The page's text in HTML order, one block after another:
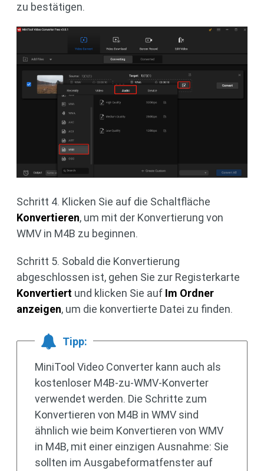
zu bestätigen.
Schritt 4. Klicken Sie auf die Schaltfläche
Konvertieren, um mit der Konvertierung von
WMV in M4B zu beginnen.
Schritt 5. Sobald die Konvertierung
abgeschlossen ist, gehen Sie zur Registerkarte
Konvertiert und klicken Sie auf Im Ordner
anzeigen, um die konvertierte Datei zu finden.
Tipp:
MiniTool Video Converter kann auch als
kostenloser M4B-zu-WMV-Konverter
verwendet werden. Die Schritte zum
Konvertieren von M4B in WMV sind
ähnlich wie beim Konvertieren von WMV
in M4B, mit einer einzigen Ausnahme: Sie
sollten im Ausgabeformatfenster auf